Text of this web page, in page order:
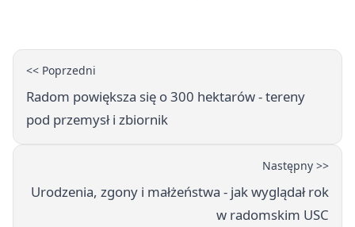
<< Poprzedni
Radom powiększa się o 300 hektarów - tereny
pod przemysł i zbiornik
Następny >>
Urodzenia, zgony i małżeństwa - jak wyglądał rok
w radomskim USC